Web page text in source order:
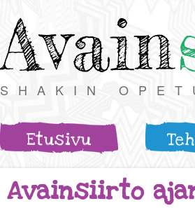
Avain
SHAKIN
Etusivu
Avainsiirto